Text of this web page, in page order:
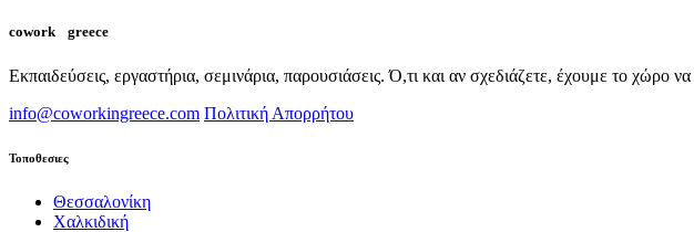
cowork greece
Εκπαιδεύσεις, εργαστήρια, σεμινάρια, παρουσιάσεις. Ό,τι και αν σχεδιάζετε, έχουμε το χώρο
info@coworkingreece.com Πολιτική Απορρήτου
Τοποθεσιες
Θεσσαλονίκη
Χαλκιδική